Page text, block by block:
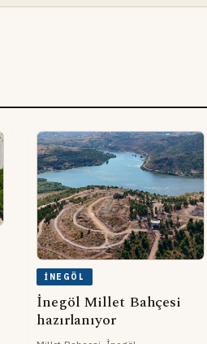
İNEGÖL
İnegöl Millet Bahçesi
hazırlanıyor